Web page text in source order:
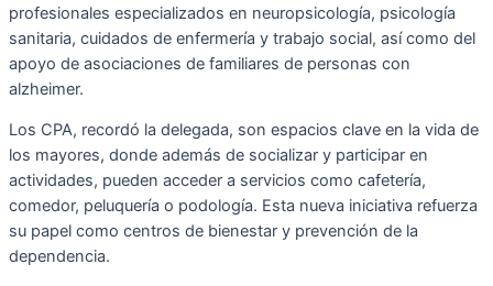
profesionales especializados en neuropsicología, psicología
sanitaria, cuidados de enfermería y trabajo social, así como del
apoyo de asociaciones de familiares de personas con
alzheimer.
Los CPA, recordó la delegada, son espacios clave en la vida de
los mayores, donde además de socializar y participar en
actividades, pueden acceder a servicios como cafetería,
comedor, peluquería o podología. Esta nueva iniciativa refuerza
su papel como centros de bienestar y prevención de la
dependencia.